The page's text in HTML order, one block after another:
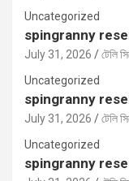
Uncategorized
spingranny
July 31, 2026
টেলি
Uncategorized
spingranny
July 31, 2026
টেলি
Uncategorized
spingranny